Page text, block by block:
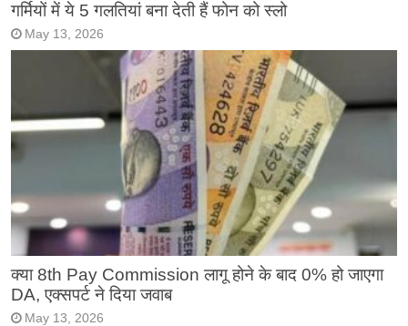
गर्मियों में ये 5 गलतियां बना देती हैं फोन को स्लो
May 13, 2026
क्या 8th Pay Commission लागू होने के बाद 0% हो जाएगा
DA, एक्सपर्ट ने दिया जवाब
May 13, 2026